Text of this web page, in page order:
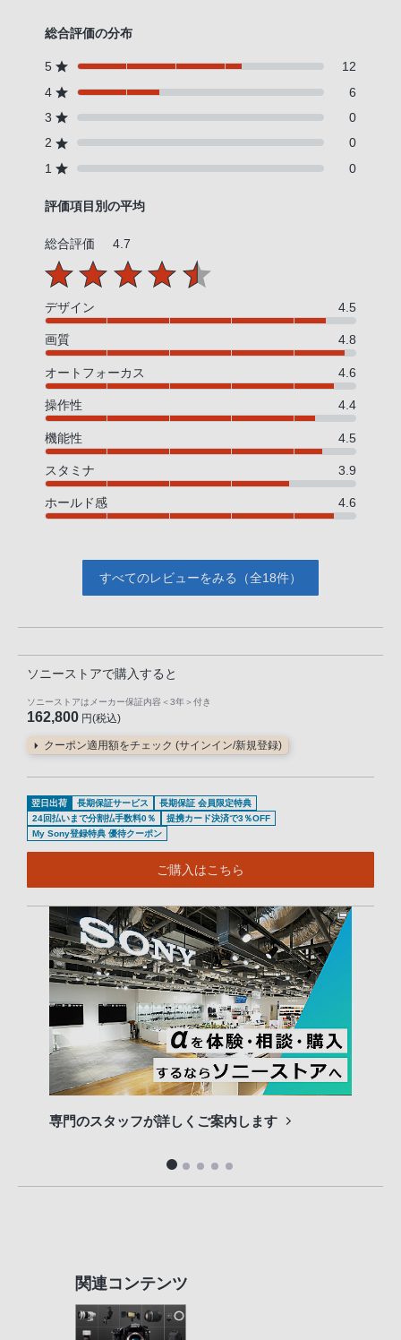
総合評価の分布
5
12
4
6
3
0
2
0
1
0
評価項目別の平均
総合評価 4.7
デザイン 4.5
画質 4.8
オートフォーカス 4.6
操作性 4.4
機能性 4.5
スタミナ 3.9
ホールド感 4.6
すべてのレビューをみる（全18件）
ソニーストアで購入すると
ソニーストアはメーカー保証内容 ＜3年＞ 付き
162,800 円(税込)
クーポン適用額をチェック (サインイン/新規登録)
翌日出荷 長期保証サービス
長期保証 会員限定特典
24回払いまで分割払手数料0％
提携カード決済で3％OFF
My Sony登録特典 優待クーポン
ご購入はこちら
専門のスタッフが詳しくご案内します
関連コンテンツ